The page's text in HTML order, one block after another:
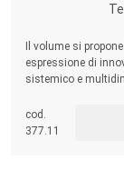
Il volume si
espressione di
sistemico e
strumenti
vario titolo, nei
cod.
377.11